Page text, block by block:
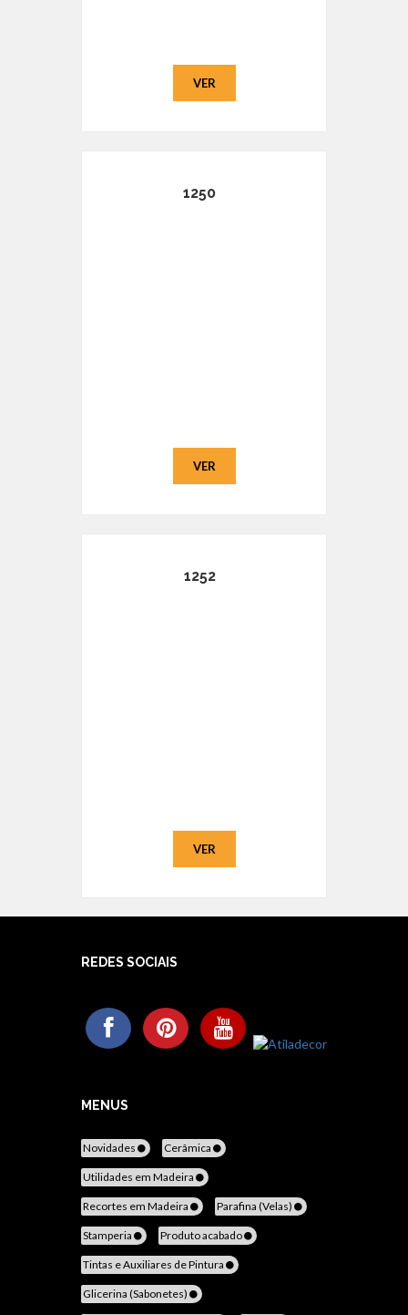
VER
1250
VER
1252
VER
REDES SOCIAIS
MENUS
Novidades Cerâmica
Utilidades em Madeira
Recortes em Madeira Parafina (Velas)
Stamperia Produto acabado
Tintas e Auxiliares de Pintura
Glicerina (Sabonetes)